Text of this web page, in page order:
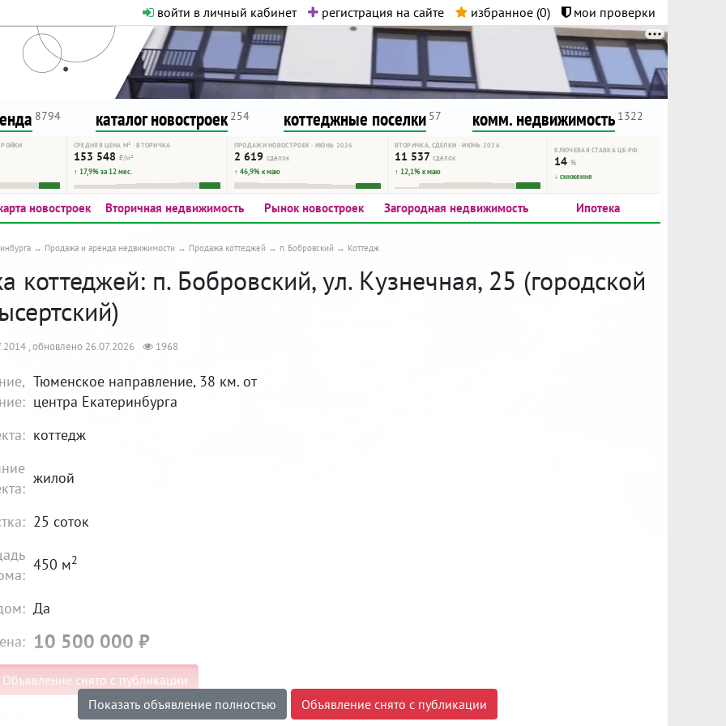
войти в личный кабинет регистрация на сайте избранное (0) мои проверки
Никакого шок-контента.
как он помогает вам. Удачи!
8794 каталог новостроек 254 коттеджные поселки 57 комм. недвижимость 1322
СРЕДНЯЯ ЦЕНА М² · ВТОРИЧКА
153 548 ₽/м²
↑ 17,9% за 12 мес.
ПРОДАЖИ НОВОСТРОЕК · ИЮНЬ 2026
2 619 сделок
↑ 46,9% к маю
ВТОРИЧКА, СДЕЛКИ · ИЮНЬ 2026
11 537 сделок
↑ 12,1% к маю
КЛЮЧЕВАЯ СТАВКА ЦБ РФ
14%
↓ снижение
новостроек Вторичная недвижимость Рынок новостроек Загородная недвижимость Ипотека
Продажа и аренда недвижимости Продажа коттеджей п. Бобровский Коттедж
коттеджей: п. Бобровский, ул. Кузнечная, 25 (городской
, обновлено 26.07.2026 1968
Тюменское направление, 38 км. от
центра Екатеринбурга
коттедж
жилой
25 соток
450 м2
Да
10 500 000 ₽
Объявление снято с публикации
Показать объявление полностью Объявление снято с публикации